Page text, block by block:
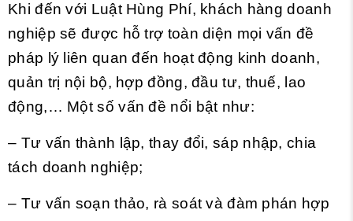
Khi đến với Luật Hùng Phí, khách hàng doanh
nghiệp sẽ được hỗ trợ toàn diện mọi vấn đề
pháp lý liên quan đến hoạt động kinh doanh,
quản trị nội bộ, hợp đồng, đầu tư, thuế, lao
động,… Một số vấn đề nổi bật như:
– Tư vấn thành lập, thay đổi, sáp nhập, chia
tách doanh nghiệp;
– Tư vấn soạn thảo, rà soát và đàm phán hợp